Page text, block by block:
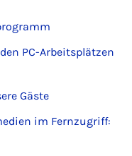
PC-Arbeitsplätzen
Gäste
im Fernzugriff: